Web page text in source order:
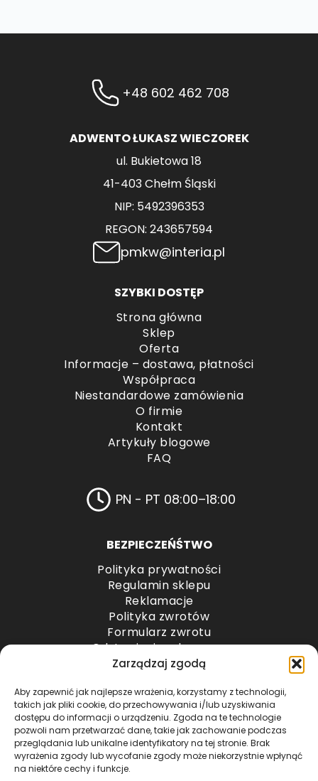
Zarządzaj zgodą
Aby zapewnić jak najlepsze wrażenia, korzystamy z technologii,
takich jak pliki cookie, do przechowywania i/lub uzyskiwania
dostępu do informacji o urządzeniu. Zgoda na te technologie
pozwoli nam przetwarzać dane, takie jak zachowanie podczas
przeglądania lub unikalne identyfikatory na tej stronie. Brak
wyrażenia zgody lub wycofanie zgody może niekorzystnie wpłynąć
na niektóre cechy i funkcje.
+48 602 462 708
ADWENTO ŁUKASZ WIECZOREK
ul. Bukietowa 18
41-403 Chełm Śląski
NIP: 5492396353
REGON: 243657594
pmkw@interia.pl
SZYBKI DOSTĘP
Strona główna
Sklep
Oferta
Informacje – dostawa, płatności
Współpraca
Niestandardowe zamówienia
O firmie
Kontakt
Artykuły blogowe
FAQ
PN - PT 08:00–18:00
BEZPIECZEŃŚTWO
Polityka prywatności
Regulamin sklepu
Reklamacje
Polityka zwrotów
Formularz zwrotu
Odstąpienie od umowy
Odstąpienie od umowy – przesyłki paletowe
METODY PŁATNOŚCI